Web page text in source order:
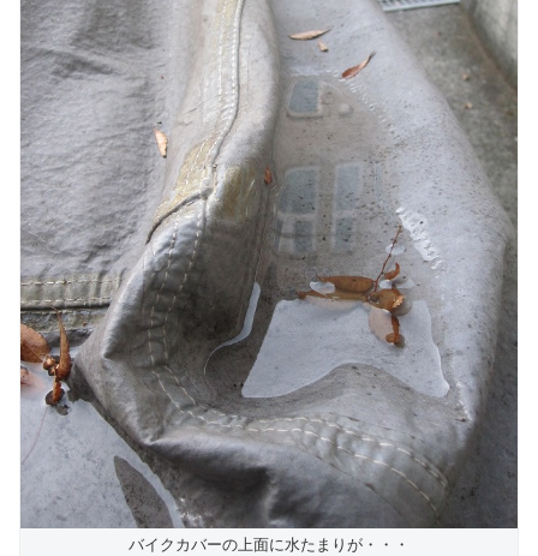
バイクカバーの上面に水たまりが・・・